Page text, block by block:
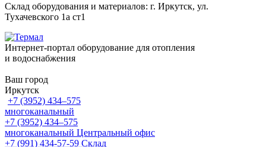
Склад оборудования и материалов: г. Иркутск, ул.
Тухачевского 1а ст1
Интернет-портал оборудование для отопления
и водоснабжения
Ваш город
Иркутск
+7 (3952) 434‒575
многоканальный
+7 (3952) 434‒575
многоканальный Центральный офис
‎+7 (991) 434-57-59 Склад